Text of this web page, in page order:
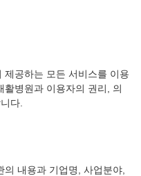
제공하는 모든 서비스를 이용
병원과 이용자의 권리, 의
다.
내용과 기업명, 사업분야,